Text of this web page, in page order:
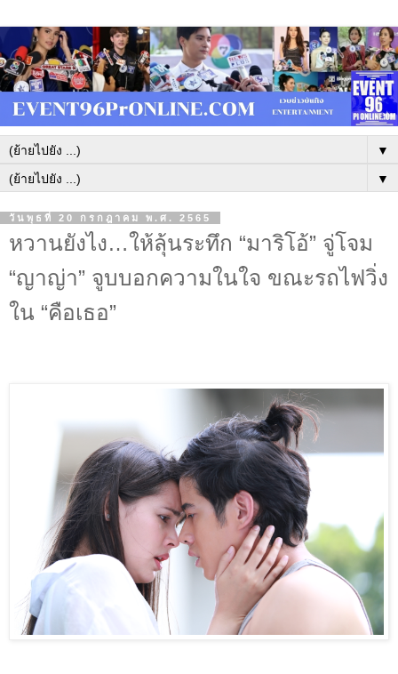
▼
▼
วันพุธที่ 20 กรกฎาคม พ.ศ. 2565
หวานยังไง…ให้ลุ้นระทึก “มาริโอ้” จู่โจม
“ญาญ่า” จูบบอกความในใจ ขณะรถไฟวิ่ง
ใน “คือเธอ”